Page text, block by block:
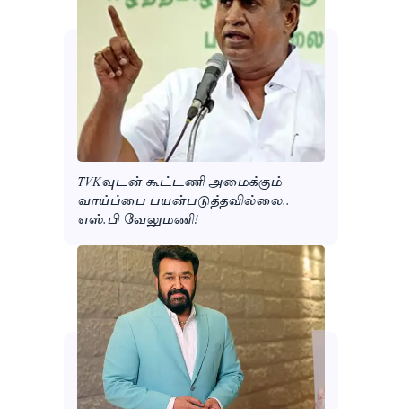
TVKவுடன் கூட்டணி அமைக்கும்
வாய்ப்பை பயன்படுத்தவில்லை..
எஸ்.பி வேலுமணி!